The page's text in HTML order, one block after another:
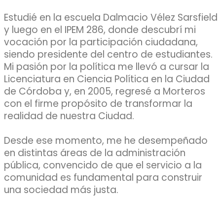
Estudié en la escuela Dalmacio Vélez Sarsfield
y luego en el IPEM 286, donde descubrí mi
vocación por la participación ciudadana,
siendo presidente del centro de estudiantes.
Mi pasión por la política me llevó a cursar la
Licenciatura en Ciencia Política en la Ciudad
de Córdoba y, en 2005, regresé a Morteros
con el firme propósito de transformar la
realidad de nuestra Ciudad.
Desde ese momento, me he desempeñado
en distintas áreas de la administración
pública, convencido de que el servicio a la
comunidad es fundamental para construir
una sociedad más justa.